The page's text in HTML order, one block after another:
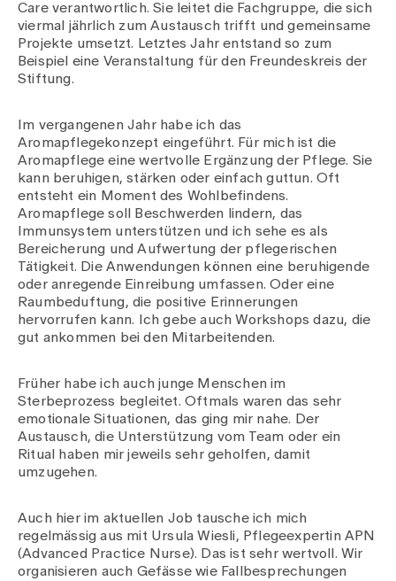
Care verantwortlich. Sie leitet die Fachgruppe, die sich
viermal jährlich zum Austausch trifft und gemeinsame
Projekte umsetzt. Letztes Jahr entstand so zum
Beispiel eine Veranstaltung für den Freundeskreis der
Stiftung.
Im vergangenen Jahr habe ich das
Aromapflegekonzept eingeführt. Für mich ist die
Aromapflege eine wertvolle Ergänzung der Pflege. Sie
kann beruhigen, stärken oder einfach guttun. Oft
entsteht ein Moment des Wohlbefindens.
Aromapflege soll Beschwerden lindern, das
Immunsystem unterstützen und ich sehe es als
Bereicherung und Aufwertung der pflegerischen
Tätigkeit. Die Anwendungen können eine beruhigende
oder anregende Einreibung umfassen. Oder eine
Raumbeduftung, die positive Erinnerungen
hervorrufen kann. Ich gebe auch Workshops dazu, die
gut ankommen bei den Mitarbeitenden.
Früher habe ich auch junge Menschen im
Sterbeprozess begleitet. Oftmals waren das sehr
emotionale Situationen, das ging mir nahe. Der
Austausch, die Unterstützung vom Team oder ein
Ritual haben mir jeweils sehr geholfen, damit
umzugehen.
Auch hier im aktuellen Job tausche ich mich
regelmässig aus mit Ursula Wiesli, Pflegeexpertin APN
(Advanced Practice Nurse). Das ist sehr wertvoll. Wir
organisieren auch Gefässe wie Fallbesprechungen